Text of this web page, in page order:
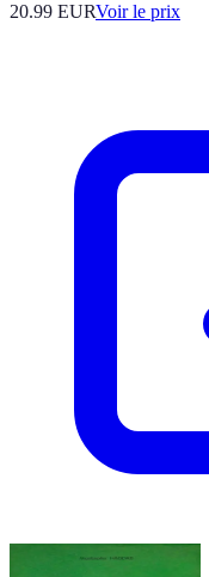
20.99 EURVoir le prix